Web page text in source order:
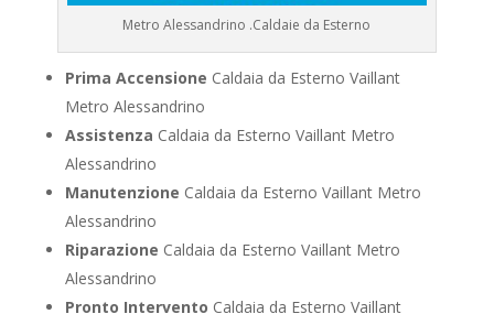
Metro Alessandrino .Caldaie da Esterno
Prima Accensione Caldaia da Esterno Vaillant
Metro Alessandrino
Assistenza Caldaia da Esterno Vaillant Metro
Alessandrino
Manutenzione Caldaia da Esterno Vaillant Metro
Alessandrino
Riparazione Caldaia da Esterno Vaillant Metro
Alessandrino
Pronto Intervento Caldaia da Esterno Vaillant